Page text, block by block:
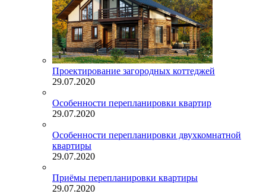
Проектирование загородных коттеджей
29.07.2020
Особенности перепланировки квартир
29.07.2020
Особенности перепланировки двухкомнатной
квартиры
29.07.2020
Приёмы перепланировки квартиры
29.07.2020